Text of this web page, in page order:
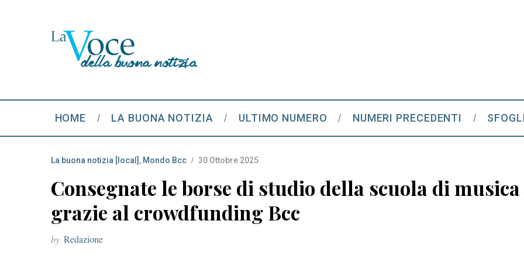
HOME LA BUONA NOTIZIA ULTIMO NUMERO NUMERI PRECEDENTI
La buona notizia [local] , Mondo Bcc 30 Ottobre 2025
Consegnate le borse di studio della scuola di
grazie al crowdfunding Bcc
by Redazione